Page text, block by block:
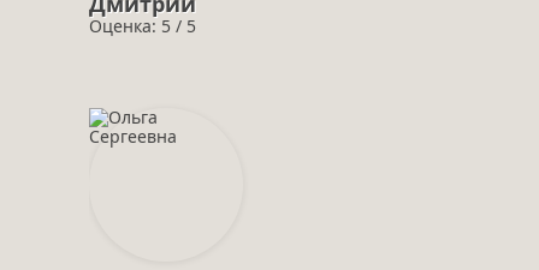
Оценка: 5 / 5